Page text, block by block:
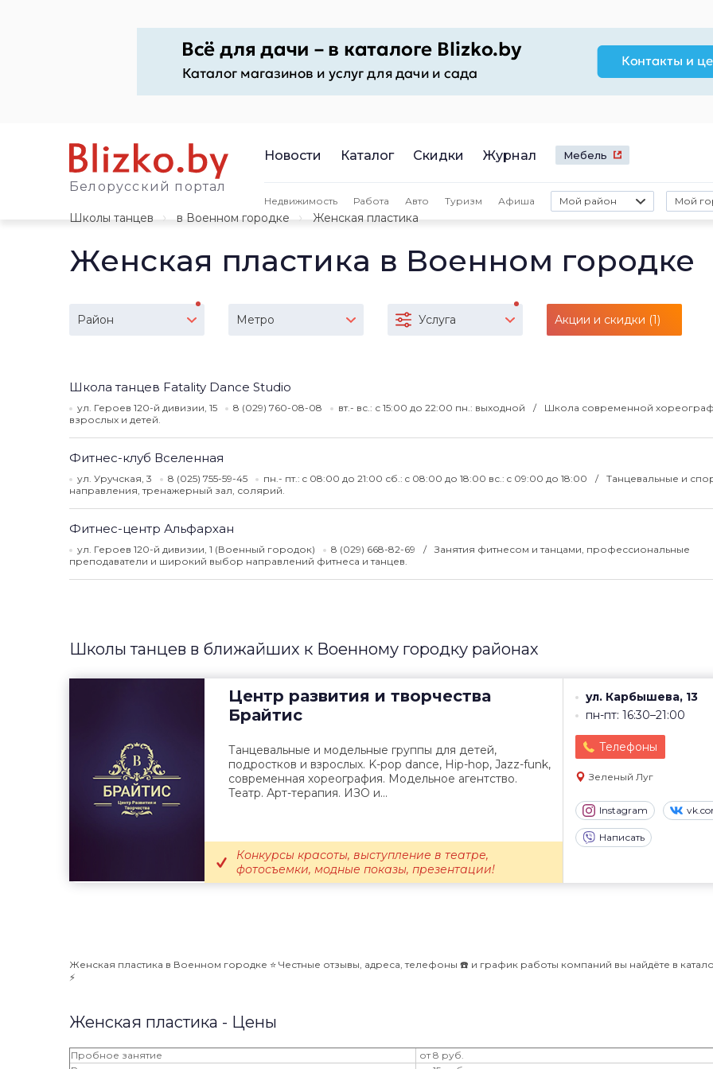
Белорусский портал
Новости Каталог Скидки Журнал Мебель
Недвижимость Работа Авто Туризм Афиша Мой район Мой
Школы танцев в Военном городке Женская пластика
Женская пластика в Военном городке
Район Метро Услуга Акции и скидки (1)
Школа танцев Fatality Dance Studio
ул. Героев 120-й дивизии, 15 8 (029) 760-08-08 вт.- вс.: с 15:00 до 22:00 пн.: выходной
Школа современной
взрослых и детей.
Фитнес-клуб Вселенная
ул. Уручская, 3 8 (025) 755-59-45 пн.- пт.: c 08:00 до 21:00 сб.: c 08:00 до 18:00 вс.: c 09:00 до 18:00
Танцевальные и
направления, тренажерный зал, солярий.
Фитнес-центр Альфархан
ул. Героев 120-й дивизии, 1 (Военный городок) 8 (029) 668-82-69
Занятия фитнесом и танцами, профессиональные
преподаватели и широкий выбор направлений фитнеса и танцев.
Школы танцев в ближайших к Военному городку районах
Центр развития и творчества
Брайтис
ул. Карбышева, 13
пн-пт: 16:30–21:00
Телефоны
Зеленый Луг
Instagram
Написать
Танцевальные и модельные группы для детей,
подростков и взрослых. K-pop dance, Hip-hop, Jazz-funk,
современная хореография. Модельное агентство.
Театр. Арт-терапия. ИЗО и...
Конкурсы красоты, выступление в театре,
фотосъемки, модные показы, презентации!
Женская пластика в Военном городке ⭐️ Честные отзывы, адреса, телефоны ☎️ и график работы компаний вы найдёте в
⚡️
Женская пластика - Цены
Пробное занятие
от 8 руб.